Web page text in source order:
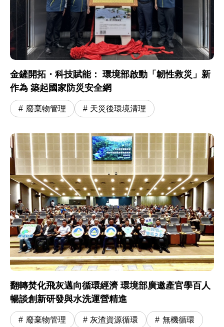
金鏟開拓・科技賦能： 環境部啟動「韌性救災」新
作為 築起國家防災安全網
廢棄物管理 天災後環境清理
翻轉焚化飛灰邁向循環經濟 環境部廣邀產官學百人
暢談創新研發與水洗運營精進
廢棄物管理 灰渣資源循環 無機循環